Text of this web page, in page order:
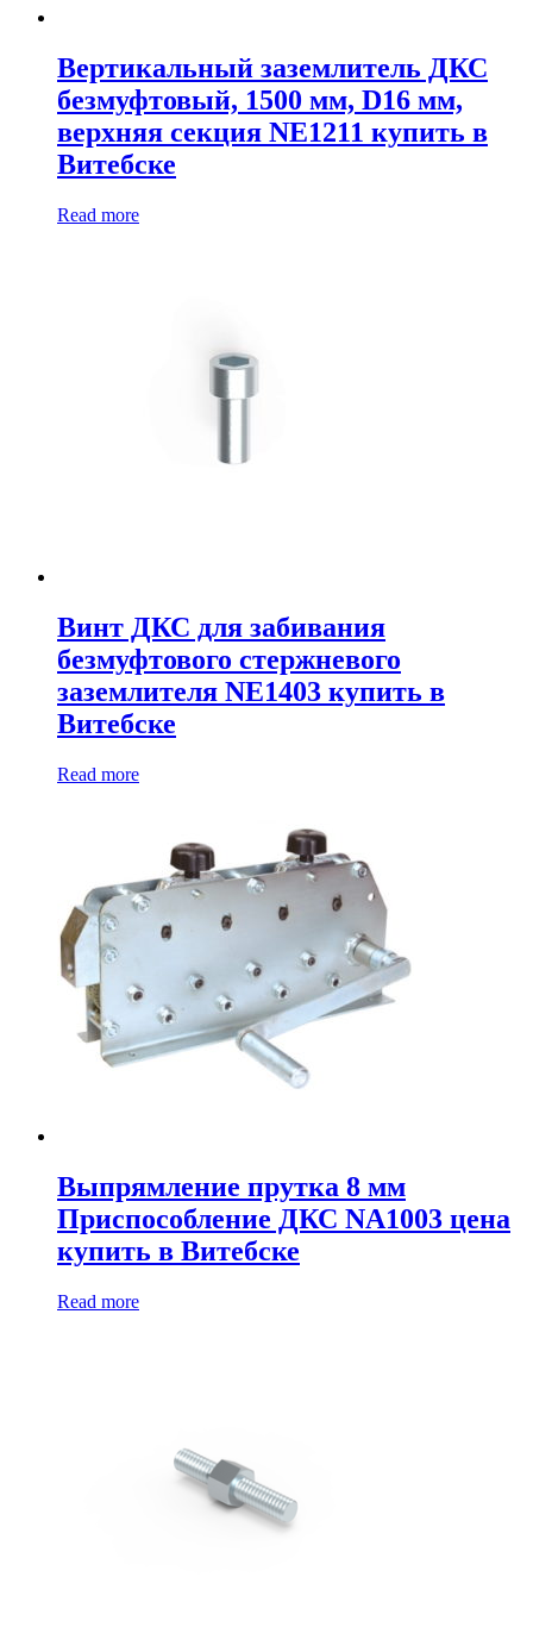
Вертикальный заземлитель ДКС
безмуфтовый, 1500 мм, D16 мм,
верхняя секция NE1211 купить в
Витебске
Read more
Винт ДКС для забивания
безмуфтового стержневого
заземлителя NE1403 купить в
Витебске
Read more
Выпрямление прутка 8 мм
Приспособление ДКС NA1003 цена
купить в Витебске
Read more